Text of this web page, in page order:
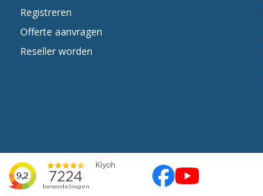
Registreren
Offerte aanvragen
Reseller worden